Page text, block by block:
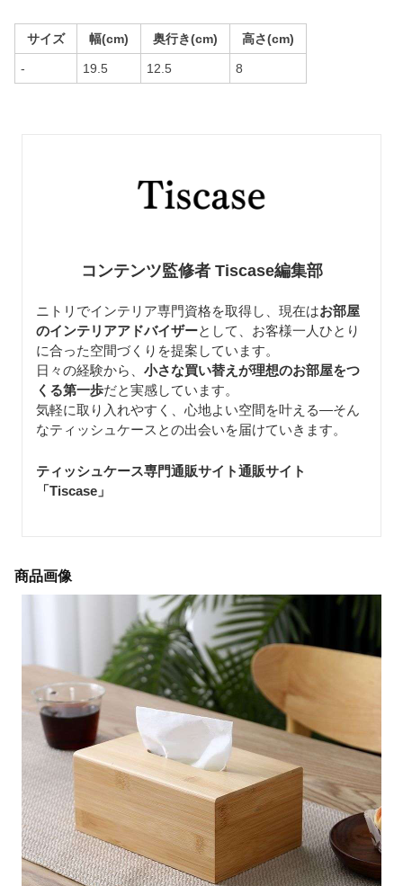
サイズ 幅(cm) 奥行き(cm) 高さ(cm)
- 19.5 12.5 8
コンテンツ監修者 Tiscase編集部
ニトリでインテリア専門資格を取得し、現在はお部屋
のインテリアアドバイザーとして、お客様一人ひとり
に合った空間づくりを提案しています。
日々の経験から、 小さな買い替えが理想のお部屋をつ
くる第一歩だと実感しています。
気軽に取り入れやすく、心地よい空間を叶える—そん
なティッシュケースとの出会いを届けていきます。
ティッシュケース専門通販サイト通販サイト
「Tiscase 」
商品画像